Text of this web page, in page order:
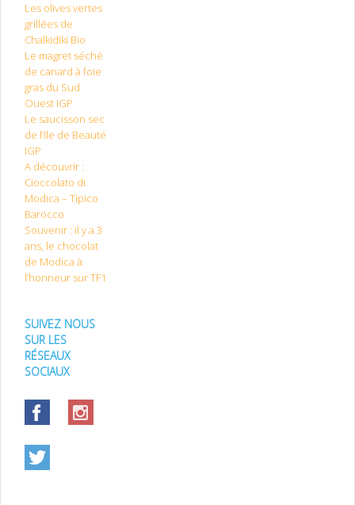
Les olives vertes
grillées de
Chalkidiki Bio
Le magret séché
de canard à foie
gras du Sud
Ouest IGP
Le saucisson sec
de l’Ile de Beauté
IGP
A découvrir :
Cioccolato di
Modica – Tipico
Barocco
Souvenir : il y a 3
ans, le chocolat
de Modica à
l’honneur sur TF1
SUIVEZ NOUS
SUR LES
RÉSEAUX
SOCIAUX